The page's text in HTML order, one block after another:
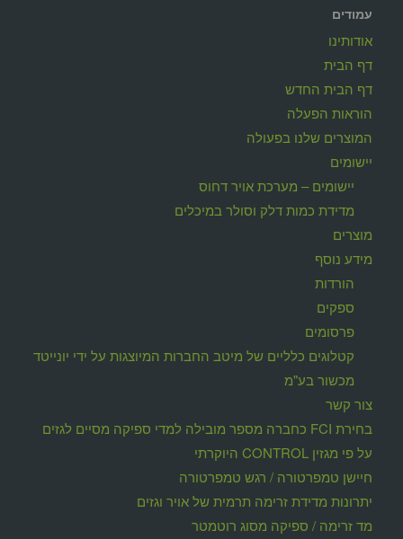
עמודים
אודותינו
דף הבית
דף הבית החדש
הוראות הפעלה
המוצרים שלנו בפעולה
יישומים
יישומים – מערכת אויר דחוס
מדידת כמות דלק וסולר במיכלים
מוצרים
מידע נוסף
הורדות
ספקים
פרסומים
קטלוגים כלליים של מיטב החברות המיוצגות על ידי יונייטד
מכשור בע"מ
צור קשר
בחירת FCI כחברה מספר מובילה למדי ספיקה מסיים לגזים
על פי מגזין CONTROL היוקרתי
חיישן טמפרטורה / רגש טמפרטורה
יתרונות מדידת זרימה תרמית של אויר וגזים
מד זרימה / ספיקה מסוג רוטמטר